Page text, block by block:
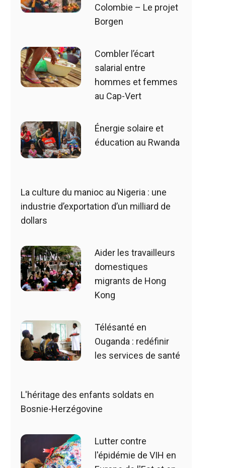
Colombie – Le projet
Borgen
Combler l’écart
salarial entre
hommes et femmes
au Cap-Vert
Énergie solaire et
éducation au Rwanda
La culture du manioc au Nigeria : une
industrie d’exportation d’un milliard de
dollars
Aider les travailleurs
domestiques
migrants de Hong
Kong
Télésanté en
Ouganda : redéfinir
les services de santé
L'héritage des enfants soldats en
Bosnie-Herzégovine
Lutter contre
l'épidémie de VIH en